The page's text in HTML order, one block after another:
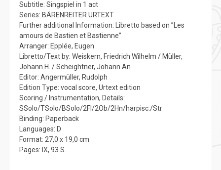
Subtitle: Singspiel in 1 act
Series: BÄRENREITER URTEXT
Further additional Information: Libretto based on ”Les
amours de Bastien et Bastienne”
Arranger: Epplée, Eugen
Libretto/Text by: Weiskern, Friedrich Wilhelm / Müller,
Johann H. / Scheightner, Johann An
Editor: Angermüller, Rudolph
Edition Type: vocal score, Urtext edition
Scoring / Instrumentation, Details:
SSolo/TSolo/BSolo/2Fl/2Ob/2Hn/harpisc./Str
Binding: Paperback
Languages: D
Format: 27,0 x 19,0 cm
Pages: IX, 93 S.